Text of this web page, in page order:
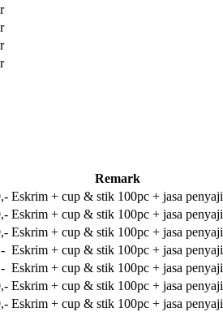
Remark
Eskrim + cup & stik 100pc + jasa penyaji
Eskrim + cup & stik 100pc + jasa penyaji
Eskrim + cup & stik 100pc + jasa penyaji
Eskrim + cup & stik 100pc + jasa penyaji
Eskrim + cup & stik 100pc + jasa penyaji
Eskrim + cup & stik 100pc + jasa penyaji
Eskrim + cup & stik 100pc + jasa penyaji